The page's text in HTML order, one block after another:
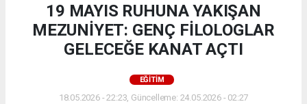
19 MAYIS RUHUNA YAKIŞAN
MEZUNİYET: GENÇ FİLOLOGLAR
GELECEĞE KANAT AÇTI
EĞİTİM
18.05.2026 - 22:23, Güncelleme: 24.05.2026 - 02:27